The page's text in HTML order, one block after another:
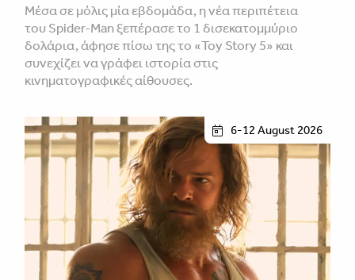
Μέσα σε μόλις μία εβδομάδα, η νέα περιπέτεια
του Spider-Man ξεπέρασε το 1 δισεκατομμύριο
δολάρια, άφησε πίσω της το «Toy Story 5» και
συνεχίζει να γράφει ιστορία στις
κινηματογραφικές αίθουσες.
6-12 August 2026